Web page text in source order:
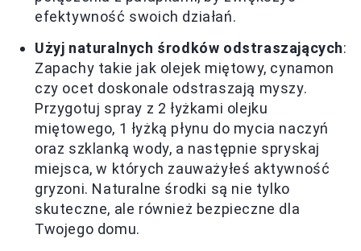
efektywność swoich działań.
Użyj naturalnych środków odstraszających:
Zapachy takie jak olejek miętowy, cynamon
czy ocet doskonale odstraszają myszy.
Przygotuj spray z 2 łyżkami olejku
miętowego, 1 łyżką płynu do mycia naczyń
oraz szklanką wody, a następnie spryskaj
miejsca, w których zauważyłeś aktywność
gryzoni. Naturalne środki są nie tylko
skuteczne, ale również bezpieczne dla
Twojego domu.